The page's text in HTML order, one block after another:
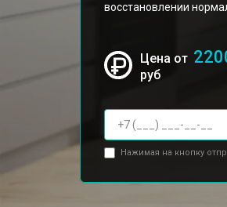
восстановлении
Цена от
руб
Нажимая на кнопку